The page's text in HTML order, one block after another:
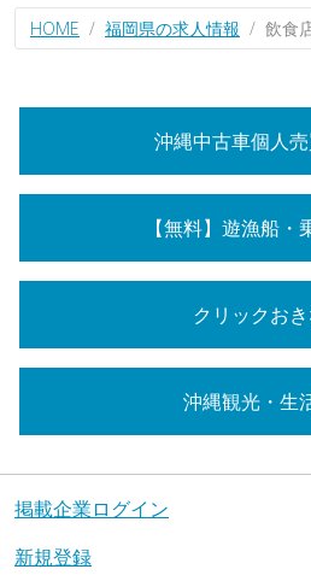
HOME 福岡県の求人情報 飲食
沖縄中古車個人
【無料】遊漁船・
クリックお
沖縄観光・生
掲載企業ログイン
新規登録